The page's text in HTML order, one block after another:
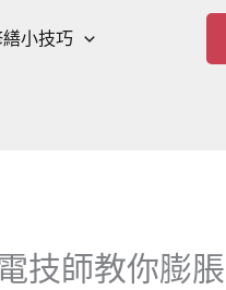
小技巧
技師教你膨脹